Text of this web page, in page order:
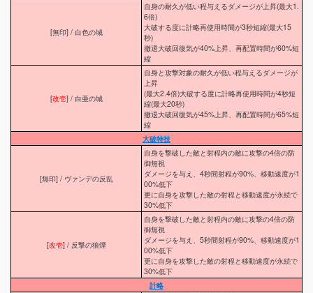
[無印] / 白色の城
自身の耐久が低い程与えるダメージが上昇(最大1.
6倍)
大破する度に計略再使用時間が3秒短縮(最大15
秒)
撤退大破回復気が40%上昇、再配置時間が60%短
縮
[改壱] / 白亜の城
自身と攻撃対象の耐久が低い程与えるダメージが
上昇
(最大2.4倍)大破する度に計略再使用時間が4秒短
縮(最大20秒)
撤退大破回復気が45%上昇、再配置時間が65%短
縮
大破特技
[無印] / ヴァンデの反乱
自身を撃破した敵と射程内の敵に攻撃の4倍の防
御無視
ダメージを与え、4秒間射程が90%、移動速度が1
00%低下
更に自身を攻撃した敵の射程と移動速度が永続で
30%低下
[改壱] / 反撃の狼煙
自身を撃破した敵と射程内の敵に攻撃の4倍の防
御無視
ダメージを与え、5秒間射程が90%、移動速度が1
00%低下
更に自身を攻撃した敵の射程と移動速度が永続で
30%低下
計略